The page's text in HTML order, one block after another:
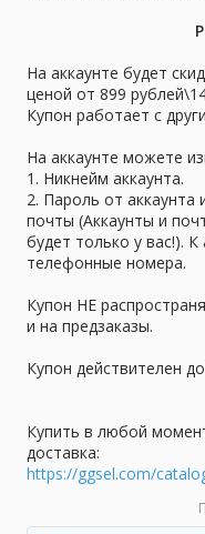
На аккаунте будет
ценой от 899
Купон работает с
На аккаунте можете
1. Никнейм аккаунта.
2. Пароль от аккаунта
почты (Аккаунты и
будет только у вас!).
телефонные номера.
Купон НЕ
и на предзаказы.
Купон действителен
Купить в любой
доставка:
https://ggsel.com/